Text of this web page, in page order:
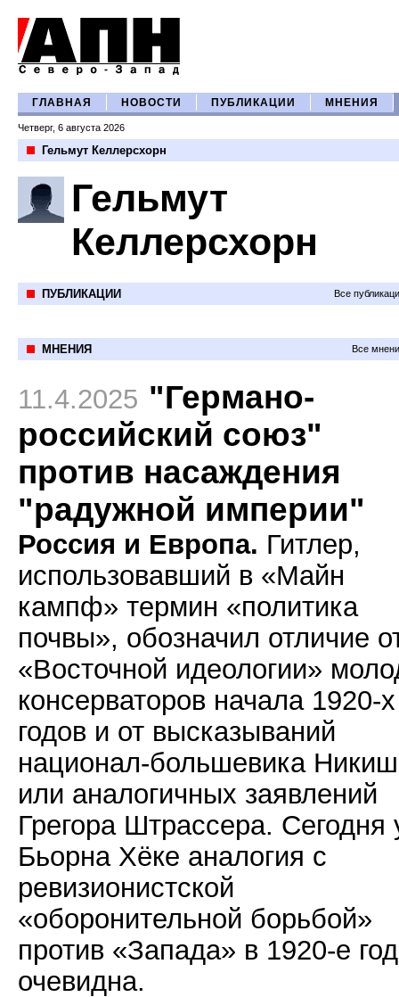
ГЛАВНАЯ НОВОСТИ ПУБЛИКАЦИИ МНЕНИЯ
Четверг, 6 августа 2026
Гельмут Келлерсхорн
Гельмут
Келлерсхорн
ПУБЛИКАЦИИ Все
МНЕНИЯ Все
11.4.2025 "Германо-
российский союз"
против насаждения
"радужной империи"
Россия и Европа. Гитлер,
использовавший в «Майн
кампф» термин «политика
почвы», обозначил отличие
«Восточной идеологии»
консерваторов начала 1920-х
годов и от высказываний
национал-большевика
или аналогичных заявлений
Грегора Штрассера. Сегодня
Бьорна Хёке аналогия с
ревизионистской
«оборонительной борьбой»
против «Запада» в 1920-е
очевидна.